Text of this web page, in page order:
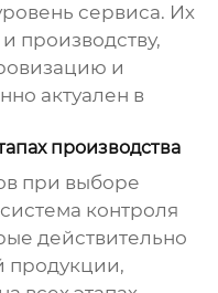
сервиса. Их
производству,
и
актуален в
производства
при выборе
контроля
действительно
продукции,